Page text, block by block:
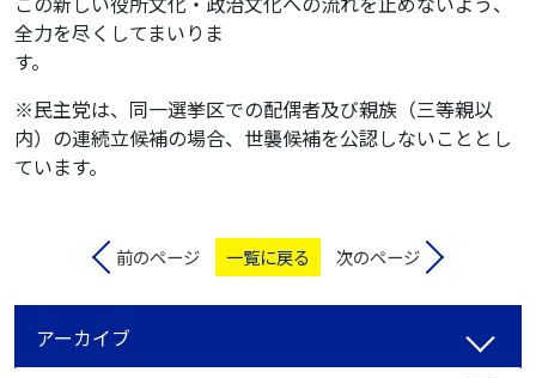
全力を尽くしてまいりま
す。
※民主党は、同一選挙区での配偶者及び親族（三等親以
内）の連続立候補の場合、世襲候補を公認しないこととし
ています。
前のページ 一覧に戻る 次のページ
アーカイブ